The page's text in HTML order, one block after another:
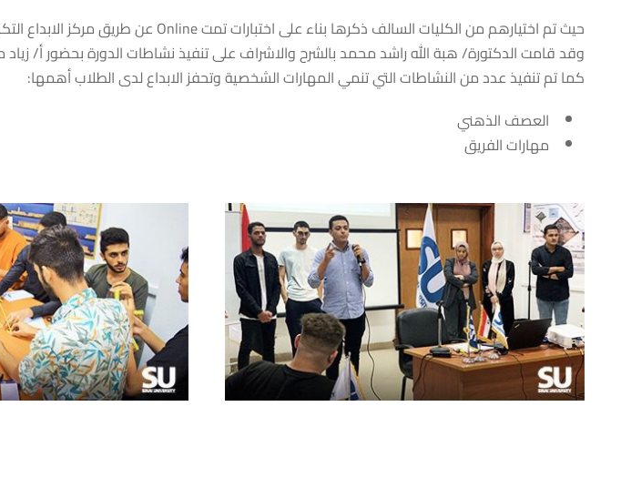
حيث تم اختيارهم من الكليات السالف ذكرها بناء على اختبارات تمت Online عن طريق مركز الابداع التكنولوجي وريادة الاعمال على مستوى الجمهورية.
وقد قامت الدكتورة/ هبة الله راشد محمد بالشرح والاشراف على تنفيذ نشاطات الدورة بحضور أ/
كما تم تنفيذ عدد من النشاطات التي تنمي المهارات الشخصية وتحفز الابداع لدى الطلاب أهمها:
العصف الذهني
مهارات الفريق